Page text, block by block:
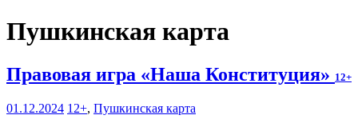
Пушкинская карта
Правовая игра «Наша Конституция» 12+
01.12.2024 12+, Пушкинская карта